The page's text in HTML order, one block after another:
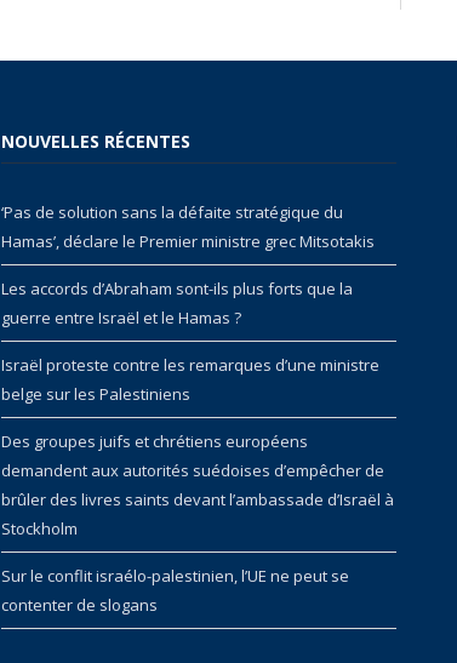
NOUVELLES RÉCENTES
‘Pas de solution sans la défaite stratégique du
Hamas’, déclare le Premier ministre grec Mitsotakis
Les accords d’Abraham sont-ils plus forts que la
guerre entre Israël et le Hamas ?
Israël proteste contre les remarques d’une ministre
belge sur les Palestiniens
Des groupes juifs et chrétiens européens
demandent aux autorités suédoises d’empêcher de
brûler des livres saints devant l’ambassade d’Israël à
Stockholm
Sur le conflit israélo-palestinien, l’UE ne peut se
contenter de slogans